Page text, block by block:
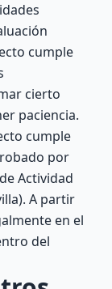
cumple
cierto
paciencia.
cumple
por
Actividad
A partir
en el
del